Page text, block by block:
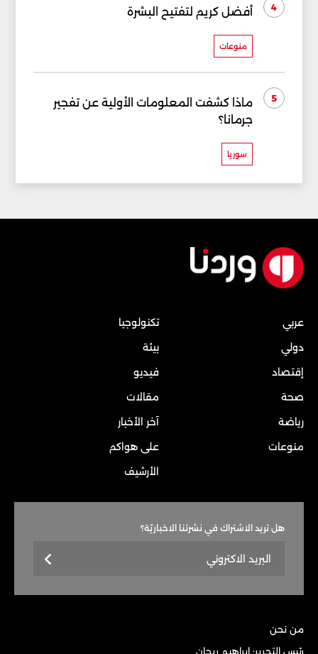
4 أفضل كريم لتفتيح البشرة
منوعات
5
ماذا كشفت المعلومات الأولية عن تفجير
جرمانا؟
سوريا
عربي
دولي
إقتصاد
صحة
رياضة
منوعات
تكنولوجيا
بيئة
فيديو
مقالات
آخر الأخبار
على هواكم
الأرشيف
هل تريد الاشتراك في نشرتنا الاخباريّة؟
من نحن
رئيس التحرير: إبراهيم ريحان